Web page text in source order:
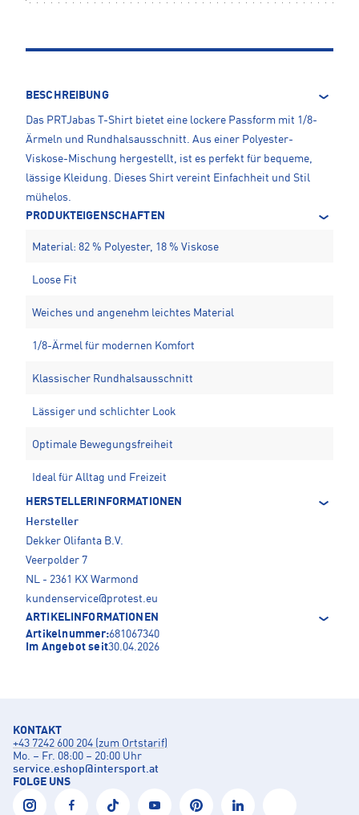
BESCHREIBUNG
Das PRTJabas T-Shirt bietet eine lockere Passform mit 1/8-
Ärmeln und Rundhalsausschnitt. Aus einer Polyester-
Viskose-Mischung hergestellt, ist es perfekt für bequeme,
lässige Kleidung. Dieses Shirt vereint Einfachheit und Stil
mühelos.
PRODUKTEIGENSCHAFTEN
Material: 82 % Polyester, 18 % Viskose
Loose Fit
Weiches und angenehm leichtes Material
1/8-Ärmel für modernen Komfort
Klassischer Rundhalsausschnitt
Lässiger und schlichter Look
Optimale Bewegungsfreiheit
Ideal für Alltag und Freizeit
HERSTELLERINFORMATIONEN
Hersteller
Dekker Olifanta B.V.
Veerpolder 7
NL - 2361 KX Warmond
kundenservice@protest.eu
ARTIKELINFORMATIONEN
Artikelnummer:681067340
Im Angebot seit30.04.2026
KONTAKT
+43 7242 600 204 (zum Ortstarif)
Mo. – Fr. 08:00 – 20:00 Uhr
service.eshop@intersport.at
FOLGE UNS